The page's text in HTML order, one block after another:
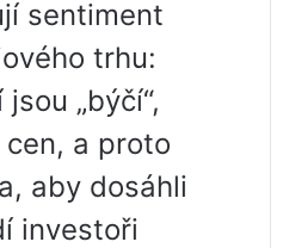
sentiment
trhu:
„býčí“,
a proto
aby dosáhli
investoři